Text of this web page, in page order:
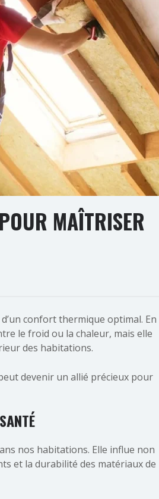
MAÎTRISER
confort thermique optimal. En
le froid ou la chaleur, mais elle
des habitations.
devenir un allié précieux pour
nos habitations. Elle influe non
et la durabilité des matériaux de